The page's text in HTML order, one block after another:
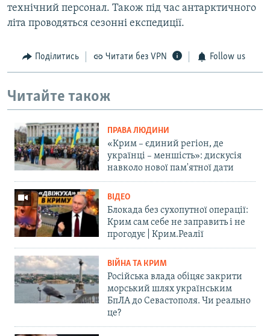
технічний персонал. Також під час антарктичного
літа проводяться сезонні експедиції.
Поділитись Читати без VPN Follow us
Читайте також
ПРАВА ЛЮДИНИ
«Крим – єдиний регіон, де
українці – меншість»: дискусія
навколо нової пам'ятної дати
ВІДЕО
Блокада без сухопутної операції:
Крим сам себе не заправить і не
прогодує | Крим.Реалії
ВІЙНА ТА КРИМ
Російська влада обіцяє закрити
морський шлях українським
БпЛА до Севастополя. Чи реально
це?